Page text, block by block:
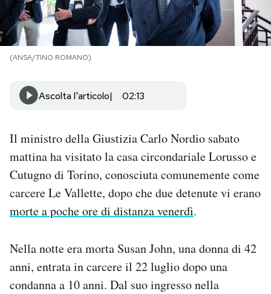
NEWSLETTER
I MIEI PREFERITI
SHOP
AREA PERSONALE
Area Personale
Newsletter
Hai bisogno di aiuto?
Esci
(ANSA/TINO ROMANO)
Ascolta l'articolo 02:13
Il ministro della Giustizia Carlo Nordio sabato
mattina ha visitato la casa circondariale Lorusso e
Cutugno di Torino, conosciuta comunemente come
carcere Le Vallette, dopo che due detenute vi erano
morte a poche ore di distanza venerdì.
Nella notte era morta Susan John, una donna di 42
anni, entrata in carcere il 22 luglio dopo una
condanna a 10 anni. Dal suo ingresso nella